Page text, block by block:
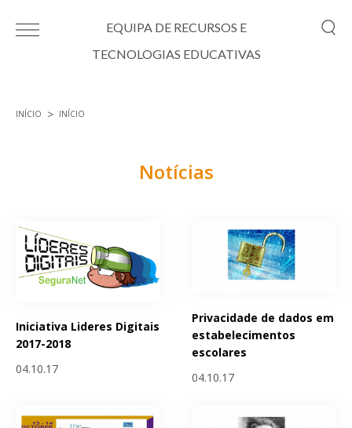
EQUIPA DE RECURSOS E
TECNOLOGIAS EDUCATIVAS
INÍCIO INÍCIO
Notícias
Iniciativa Lideres Digitais
2017-2018
04.10.17
Privacidade de dados em
estabelecimentos
escolares
04.10.17
Páginas